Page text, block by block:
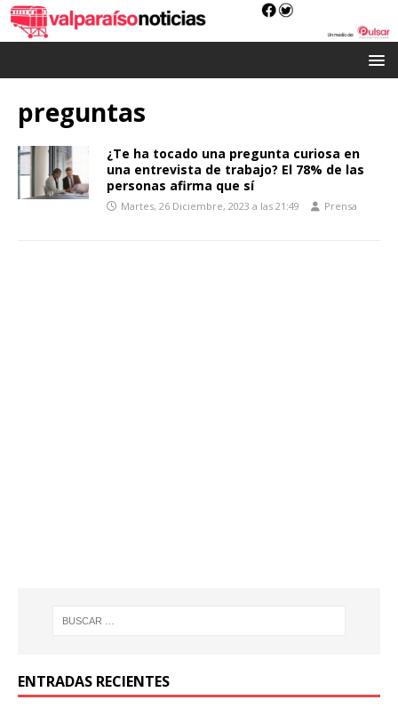
preguntas
¿Te ha tocado una pregunta curiosa en
una entrevista de trabajo? El 78% de las
personas afirma que sí
Martes, 26 Diciembre, 2023 a las 21:49 Prensa
ENTRADAS RECIENTES